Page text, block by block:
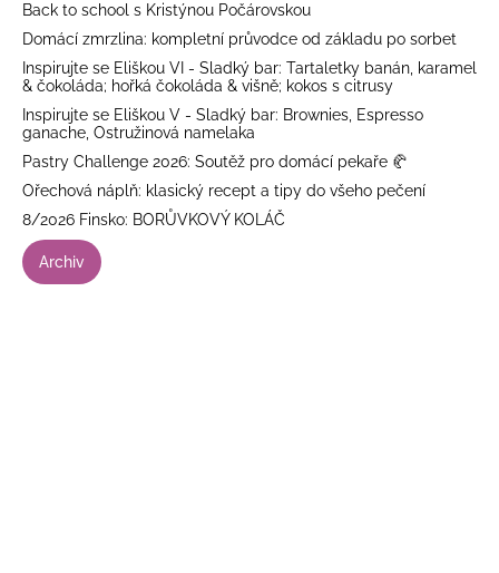
Back to school s Kristýnou Počárovskou
Domácí zmrzlina: kompletní průvodce od základu po sorbet
Inspirujte se Eliškou VI - Sladký bar: Tartaletky banán, karamel
& čokoláda; hořká čokoláda & višně; kokos s citrusy
Inspirujte se Eliškou V - Sladký bar: Brownies, Espresso
ganache, Ostružinová namelaka
Pastry Challenge 2026: Soutěž pro domácí pekaře 🥐
Ořechová náplň: klasický recept a tipy do všeho pečení
8/2026 Finsko: BORŮVKOVÝ KOLÁČ
Archiv